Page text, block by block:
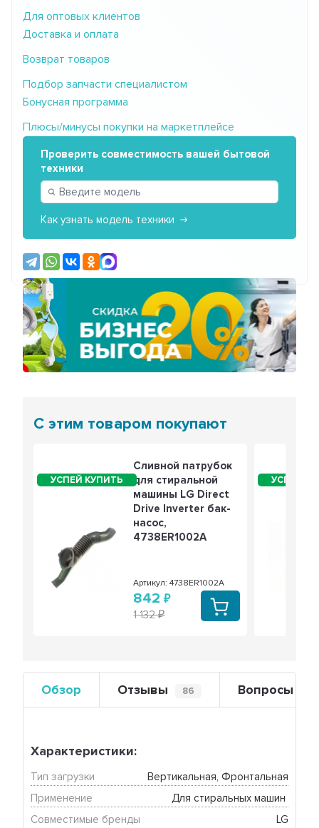
Для оптовых клиентов
Доставка и оплата
Возврат товаров
Подбор запчасти специалистом
Бонусная программа
Плюсы/минусы покупки на маркетплейсе
Проверить совместимость вашей бытовой
техники
Как узнать модель техники
Предыдущий
С этим товаром покупают
Сливной патрубок
для стиральной
машины LG Direct
Drive Inverter бак-
насос,
4738ER1002A
Артикул: 4738ER1002A
842
1 132
Обзор Отзывы 86 Вопросы
Характеристики:
Тип загрузки
Вертикальная, Фронтальная
Применение
Для стиральных машин
Совместимые бренды
LG